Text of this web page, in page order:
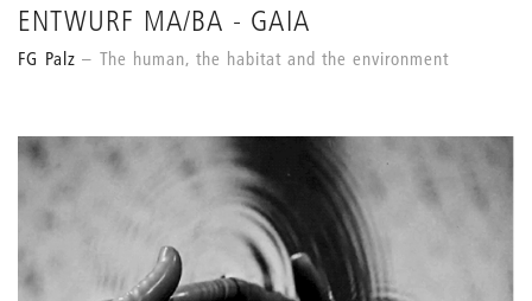
ENTWURF MA/BA - GAIA
FG Palz The human, the habitat and the environment